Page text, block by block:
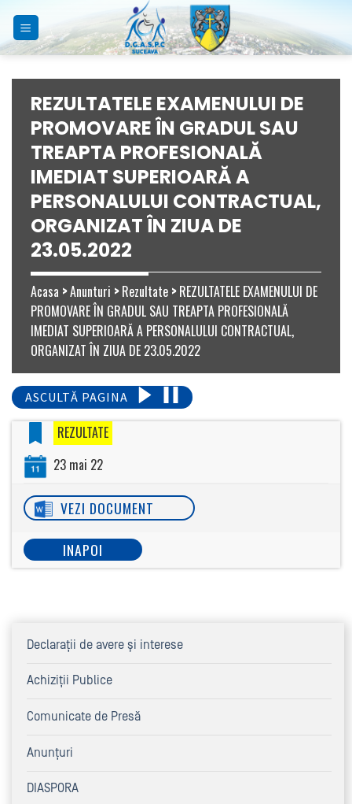
content
REZULTATELE EXAMENULUI DE
PROMOVARE ÎN GRADUL SAU
TREAPTA PROFESIONALĂ
IMEDIAT SUPERIOARĂ A
PERSONALULUI CONTRACTUAL,
ORGANIZAT ÎN ZIUA DE
23.05.2022
Acasa >Anunturi >Rezultate >REZULTATELE EXAMENULUI DE
PROMOVARE ÎN GRADUL SAU TREAPTA PROFESIONALĂ
IMEDIAT SUPERIOARĂ A PERSONALULUI CONTRACTUAL,
ORGANIZAT ÎN ZIUA DE 23.05.2022
ASCULTĂ PAGINA
REZULTATE
23 mai 22
VEZI DOCUMENT
INAPOI
Declaraţii de avere şi interese
Achiziţii Publice
Comunicate de Presă
Anunțuri
DIASPORA